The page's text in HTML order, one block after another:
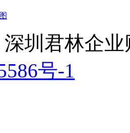
圳君林企
号-1